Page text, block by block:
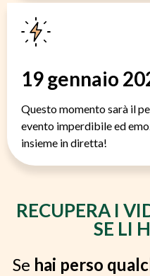
19 gennaio
Questo momento sarà il
evento imperdibile ed
insieme in diretta!
RECUPERA I
SE LI
Se hai perso